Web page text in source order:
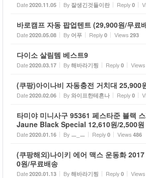
Date2020.11.05 By 잘생긴것들이란 Reply 0
바로캠프 자동 팝업텐트 (29,900원/무료
Date2020.05.08 By 어푸 Reply 0 Views 293
다이소 살림템 베스트9
Date2020.03.17 By 해바라기찡 Reply 0 Views
(쿠팡)아이나비 자동충전 거치대 25,900
Date2020.02.06 By 와이프한테혼나 Reply 0
타미야 미니사구 95361 페스타준 블랙
Jaune Black Special 12,610원/2,500원
Date2020.01.16 By ㅡ_ㅡ Reply 0 Views 486
(쿠팡해외)나이키 에어 맥스 운동화
0원/무료배송
Date2020.01.13 By 해바라기찡 Reply 0 Views